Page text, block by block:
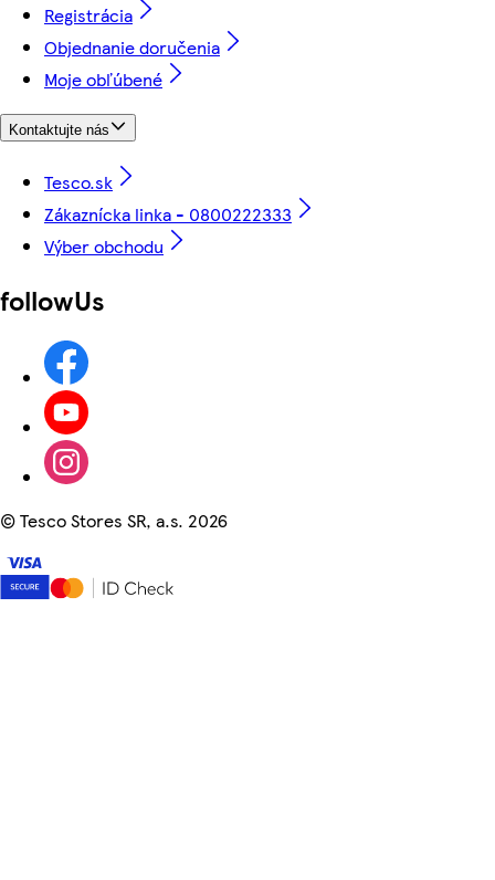
Registrácia
Objednanie doručenia
Moje obľúbené
Kontaktujte nás
Tesco.sk
Zákaznícka linka - 0800222333
Výber obchodu
followUs
©Tesco Stores SR, a.s. 2026